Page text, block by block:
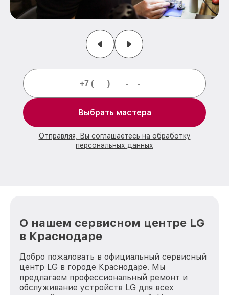
Выбрать мастера
Отправляя, Вы соглашаетесь на обработку
персональных данных
О нашем сервисном центре LG
в Краснодаре
Добро пожаловать в официальный сервисный
центр LG в городе Краснодаре. Мы
предлагаем профессиональный ремонт и
обслуживание устройств LG для всех